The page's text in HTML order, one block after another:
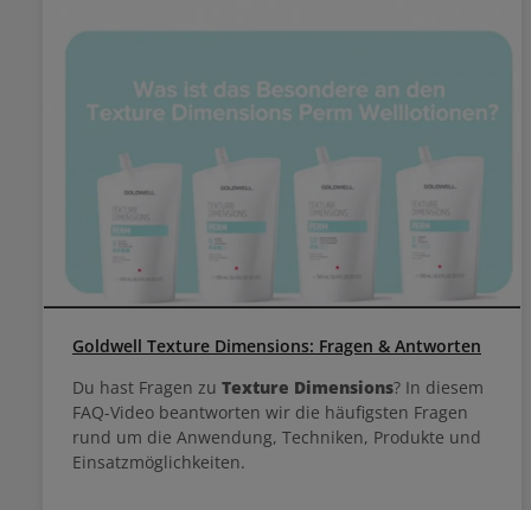
Goldwell Texture Dimensions: Fragen & Antworten
Du hast Fragen zu Texture Dimensions? In diesem
FAQ-Video beantworten wir die häufigsten Fragen
rund um die Anwendung, Techniken, Produkte und
Einsatzmöglichkeiten.